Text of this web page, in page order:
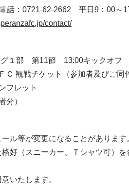
：0721-62-2662 平日9：00～
contact/
グ１部 第11節 13:00キックオフ
Ｃ 観戦チケット（参加者及びご同
フレット
分）
ル等が変更になることがあります
好（スニーカー、Ｔシャツ可）を
いたします。